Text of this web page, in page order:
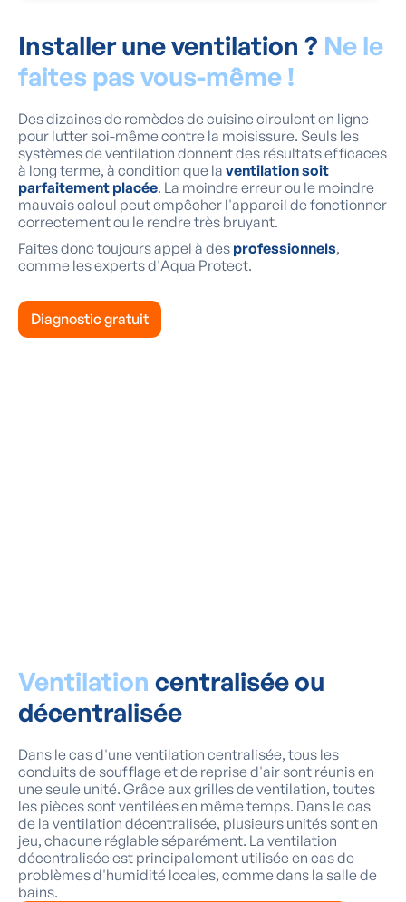
Installer une ventilation ? Ne le
faites pas vous-même !
Des dizaines de remèdes de cuisine circulent en ligne
pour lutter soi-même contre la moisissure. Seuls les
systèmes de ventilation donnent des résultats efficaces
à long terme, à condition que la ventilation soit
parfaitement placée. La moindre erreur ou le moindre
mauvais calcul peut empêcher l'appareil de fonctionner
correctement ou le rendre très bruyant.
Faites donc toujours appel à des professionnels,
comme les experts d'Aqua Protect.
Diagnostic gratuit
Ventilation centralisée ou
décentralisée
Dans le cas d'une ventilation centralisée, tous les
conduits de soufflage et de reprise d'air sont réunis en
une seule unité. Grâce aux grilles de ventilation, toutes
les pièces sont ventilées en même temps. Dans le cas
de la ventilation décentralisée, plusieurs unités sont en
jeu, chacune réglable séparément. La ventilation
décentralisée est principalement utilisée en cas de
problèmes d'humidité locales, comme dans la salle de
bains.